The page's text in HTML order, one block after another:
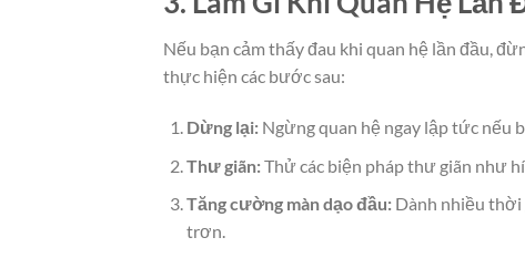
Nếu bạn cảm thấy đau khi quan hệ lần đầu,
thực hiện các bước sau:
Dừng lại:Ngừng quan hệ ngay lập tức nếu
Thư giãn:Thử các biện pháp thư giãn như
Tăng cường màn dạo đầu:Dành nhiều thời
trơn.